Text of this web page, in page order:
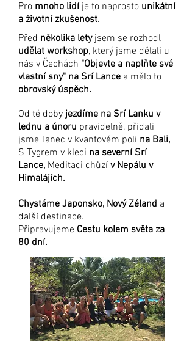
Pro mnoho lidí je to naprosto unikátní
a životní zkušenost.
Před několika letyjsem se rozhodl
udělat workshop, který jsme dělali u
nás v Čechách "Objevte a naplňte své
vlastní sny" na Srí Lance a mělo to
obrovský úspěch.
Od té doby jezdíme na Srí Lanku v
lednu a únoru pravidelně, přidali
jsme Tanec v kvantovém poli na Bali,
S Tygrem v kleci na severní Srí
Lance, Meditaci chůzí v Nepálu v
Himalájích.
Chystáme Japonsko, Nový Zéland a
další destinace.
Připravujeme Cestu kolem světa za
80 dní.